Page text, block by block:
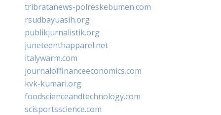
tribratanews-polreskebumen.com
rsudbayuasih.org
publikjurnalistik.org
juneteenthapparel.net
italywarm.com
journaloffinanceeconomics.com
kvk-kumari.org
foodscienceandtechnology.com
scisportsscience.com